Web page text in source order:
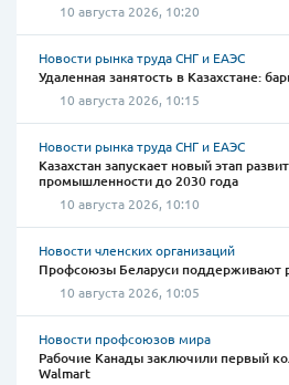
10 августа 2026, 10:20
Новости рынка труда СНГ и ЕАЭС
Удаленная занятость в Казахстане:
10 августа 2026, 10:15
Новости рынка труда СНГ и ЕАЭС
Казахстан запускает новый этап
промышленности до 2030 года
10 августа 2026, 10:10
Новости членских организаций
Профсоюзы Беларуси поддерживают
10 августа 2026, 10:05
Новости профсоюзов мира
Рабочие Канады заключили первый
Walmart